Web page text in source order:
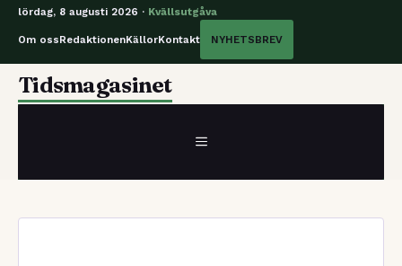
lördag, 8 augusti 2026 · Kvällsutgåva
Om ossRedaktionenKällorKontakt NYHETSBREV
Hoppa
Tidsmagasinet
MENY